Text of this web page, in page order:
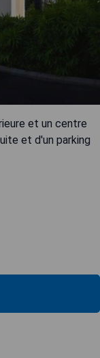
et un centre
et d'un parking